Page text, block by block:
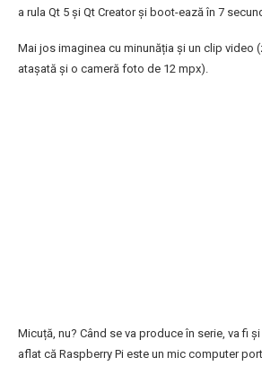
a rula Qt 5 și Qt Creator și boot-ează în 7
Mai jos imaginea cu minunăția și un clip video
atașată și o cameră foto de 12 mpx).
Micuță, nu? Când se va produce în serie, va fi
aflat că Raspberry Pi este un mic computer